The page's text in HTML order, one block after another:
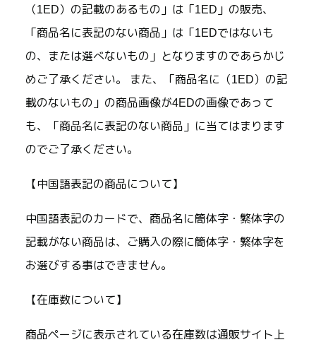
（1ED）の記載のあるもの」は「1ED」の販売、
「商品名に表記のない商品」は「1EDではないも
の、または選べないもの」となりますのであらかじ
めご了承ください。 また、「商品名に（1ED）の記
載のないもの」の商品画像が4EDの画像であって
も、「商品名に表記のない商品」に当てはまります
のでご了承ください。
【中国語表記の商品について】
中国語表記のカードで、商品名に簡体字・繁体字の
記載がない商品は、ご購入の際に簡体字・繁体字を
お選びする事はできません。
【在庫数について】
商品ページに表示されている在庫数は通販サイト上